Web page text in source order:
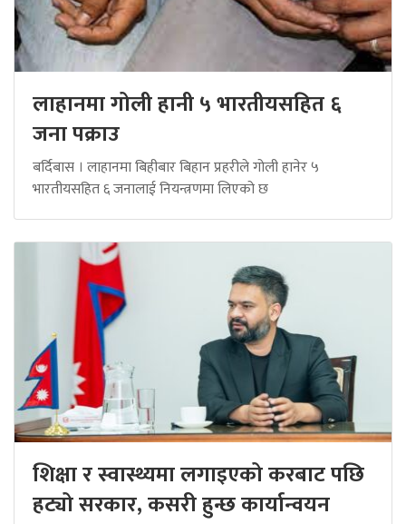
लाहानमा गोली हानी ५ भारतीयसहित ६
जना पक्राउ
बर्दिबास । लाहानमा बिहीबार बिहान प्रहरीले गोली हानेर ५
भारतीयसहित ६ जनालाई नियन्त्रणमा लिएको छ
शिक्षा र स्वास्थ्यमा लगाइएको करबाट पछि
हट्यो सरकार, कसरी हुन्छ कार्यान्वयन